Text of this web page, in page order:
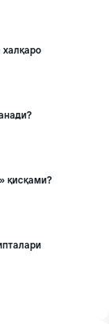
қисқами?